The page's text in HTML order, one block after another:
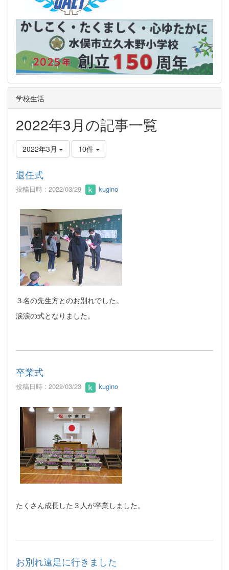
学校生活
2022年3月の記事一覧
2022年3月 10件
退任式
投稿日時 : 2022/03/29 kugino
３名の先生方とのお別れでした。
涙涙の式となりました。
卒業式
投稿日時 : 2022/03/23 kugino
たくさん成長した３人が卒業しました。
お別れ遠足に行きました